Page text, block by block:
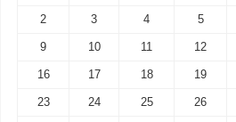
2 3 4 5
9 10 11 12
16 17 18 19
23 24 25 26